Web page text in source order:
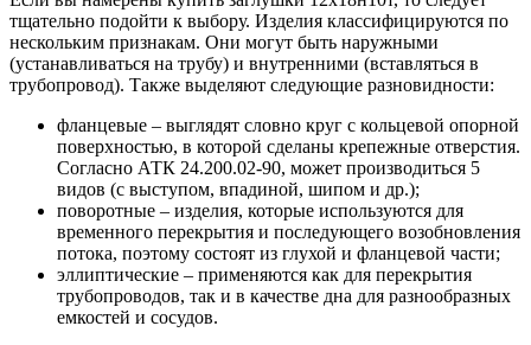
тщательно подойти к выбору. Изделия классифицируются по
нескольким признакам. Они могут быть наружными
(устанавливаться на трубу) и внутренними (вставляться в
трубопровод). Также выделяют следующие разновидности:
фланцевые – выглядят словно круг с кольцевой опорной
поверхностью, в которой сделаны крепежные отверстия.
Согласно АТК 24.200.02-90, может производиться 5
видов (с выступом, впадиной, шипом и др.);
поворотные – изделия, которые используются для
временного перекрытия и последующего возобновления
потока, поэтому состоят из глухой и фланцевой части;
эллиптические – применяются как для перекрытия
трубопроводов, так и в качестве дна для разнообразных
емкостей и сосудов.